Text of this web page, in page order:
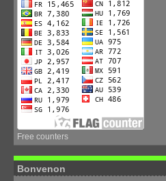
Free counters
Bonvenon